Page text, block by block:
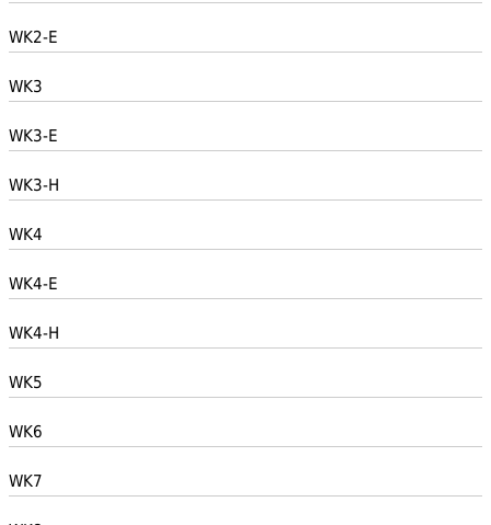
WK2-E
WK3
WK3-E
WK3-H
WK4
WK4-E
WK4-H
WK5
WK6
WK7